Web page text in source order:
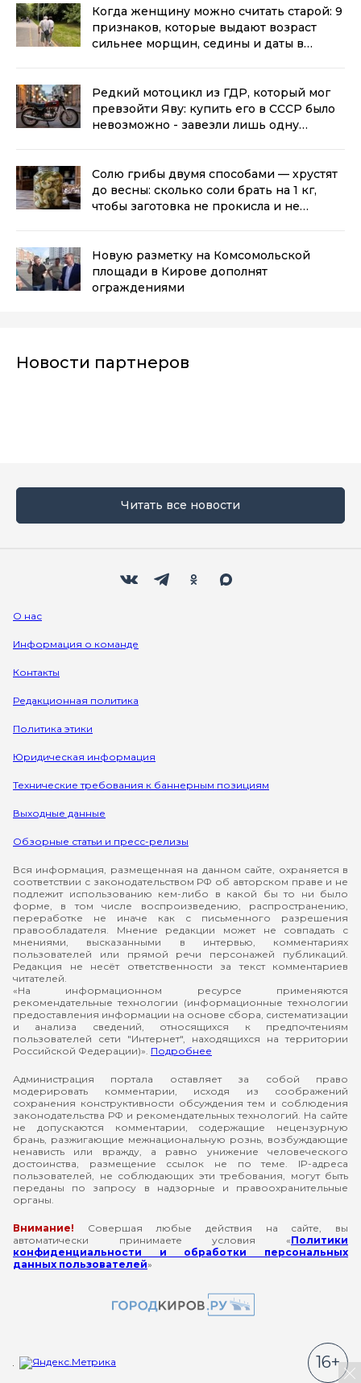
Когда женщину можно считать старой: 9
признаков, которые выдают возраст
сильнее морщин, седины и даты в
Редкий мотоцикл из ГДР, который мог
превзойти Яву: купить его в СССР было
невозможно - завезли лишь одну
Солю грибы двумя способами — хрустят
до весны: сколько соли брать на 1 кг,
чтобы заготовка не прокисла и не
Новую разметку на Комсомольской
площади в Кирове дополнят
ограждениями
Новости партнеров
Читать все новости
О нас
Информация о команде
Контакты
Редакционная политика
Политика этики
Юридическая информация
Технические требования к баннерным позициям
Выходные данные
Обзорные статьи и пресс-релизы
Вся информация, размещенная на данном сайте, охраняется в
соответствии с законодательством РФ об авторском праве и не
подлежит использованию кем-либо в какой бы то ни было
форме, в том числе воспроизведению, распространению,
переработке не иначе как с письменного разрешения
правообладателя. Мнение редакции может не совпадать с
мнениями, высказанными в интервью, комментариях
пользователей или прямой речи персонажей публикаций.
Редакция не несёт ответственности за текст комментариев
читателей.
«На информационном ресурсе применяются
рекомендательные технологии (информационные технологии
предоставления информации на основе сбора, систематизации
и анализа сведений, относящихся к предпочтениям
пользователей сети "Интернет", находящихся на территории
Российской Федерации)». Подробнее
Администрация портала оставляет за собой право
модерировать комментарии, исходя из соображений
сохранения конструктивности обсуждения тем и соблюдения
законодательства РФ и рекомендательных технологий. На сайте
не допускаются комментарии, содержащие нецензурную
брань, разжигающие межнациональную рознь, возбуждающие
ненависть или вражду, а равно унижение человеческого
достоинства, размещение ссылок не по теме. IP-адреса
пользователей, не соблюдающих эти требования, могут быть
переданы по запросу в надзорные и правоохранительные
органы.
Внимание! Совершая любые действия на сайте, вы
автоматически принимаете условия «Политики
конфиденциальности и обработки персональных
данных пользователей»
16+